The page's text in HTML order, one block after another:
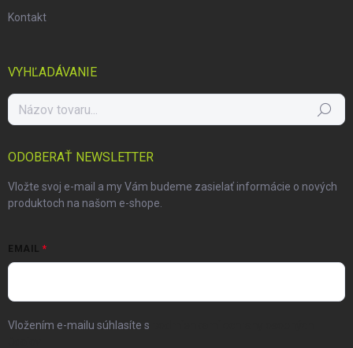
Kontakt
VYHĽADÁVANIE
Hľadať
ODOBERAŤ NEWSLETTER
Vložte svoj e-mail a my Vám budeme zasielať informácie o nových
produktoch na našom e-shope.
EMAIL
Vložením e-mailu súhlasíte s